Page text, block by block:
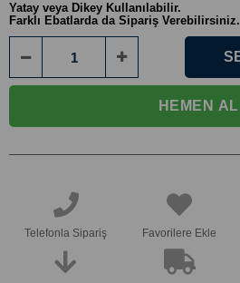
Yatay veya Dikey Kullanılabilir.
Farklı Ebatlarda da Sipariş Verebilirsiniz.
Telefonla Sipariş Favorilere Ekle